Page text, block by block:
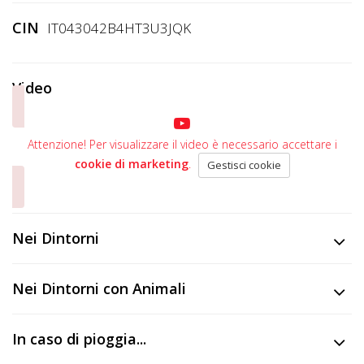
CIN IT043042B4HT3U3JQK
Video
Attenzione! Per visualizzare il video è necessario accettare i
cookie di marketing. Gestisci cookie
Nei Dintorni
Nei Dintorni con Animali
In caso di pioggia...